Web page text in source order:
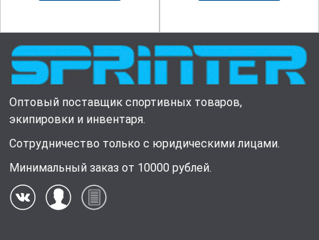
Оптовый поставщик спортивных товаров,
экипировки и инвентаря.
Сотрудничество только с юридическими лицами.
Минимальный заказ от 10000 рублей.